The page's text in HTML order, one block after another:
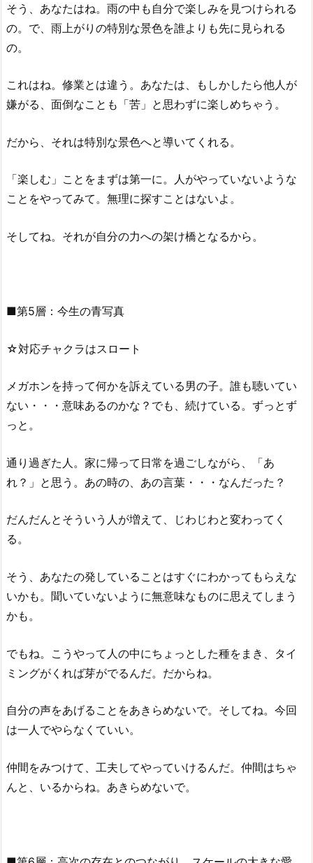
そう、あなたはね。雨の中も自分で楽しみを見つけられる
の。で、雨上がりの特別な景色を誰よりも先に見られる
の。
これはね。修業とは違う。あなたは、もしかしたら他人が
嫌がる、面倒なことも「苦」と思わずに楽しめちゃう。
だから、それは特別な景色へと導いてくれる。
「楽しむ」ことをまずは第一に。人がやっていないような
ことをやってみて。無理に探すことはないよ。
そしてね。それが自分の力への架け橋となるから。
■第5層：今生の青写真
☆対応チャクラはスロート
メガホンを持って何かを訴えている男の子。誰も聴いてい
ない・・・意味あるのかな？でも、続けている。ずっとず
っと。
通り過ぎた人。家に帰って日常を過ごしながら、「あ
れ？」と思う。あの時の、あの言葉・・・なんだった？
だんだんとそういう人が増えて、じわじわと変わってく
る。
そう、あなたの発していることはすぐにわかってもらえな
いかも。聞いていないように無意味なものに思えてしまう
かも。
でもね。こうやって人の中にちょっとした種をまき、タイ
ミングがくれば芽がでるんだ。だからね。
自分の声をあげることをあきらめないで。そしてね。今回
は一人でやらなくていい。
仲間をみつけて、工夫してやっていけるんだ。仲間はちゃ
んと、いるからね。あきらめないで。